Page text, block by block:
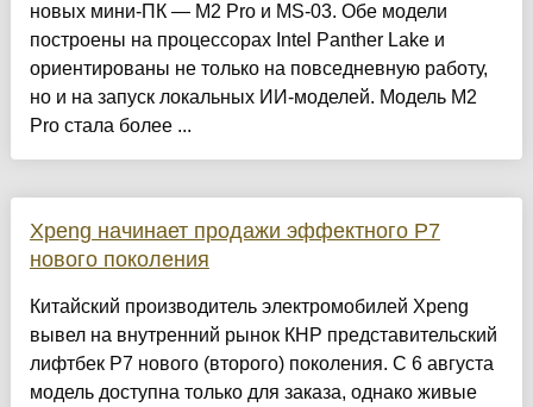
новых мини-ПК — M2 Pro и MS-03. Обе модели
построены на процессорах Intel Panther Lake и
ориентированы не только на повседневную работу,
но и на запуск локальных ИИ-моделей. Модель M2
Pro стала более ...
Xpeng начинает продажи эффектного P7
нового поколения
Китайский производитель электромобилей Xpeng
вывел на внутренний рынок КНР представительский
лифтбек P7 нового (второго) поколения. С 6 августа
модель доступна только для заказа, однако живые